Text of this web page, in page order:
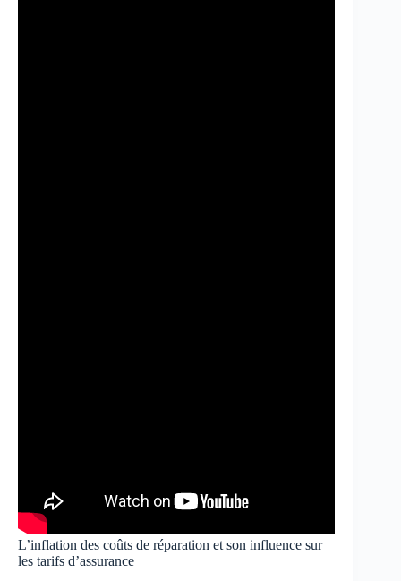
L’inflation des coûts de réparation et son influence sur
les tarifs d’assurance